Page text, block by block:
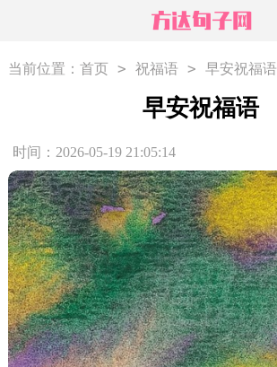
当前位置： 首页 > 祝福语 > 早安祝福语
早安祝福语
时间：2026-05-19 21:05:14